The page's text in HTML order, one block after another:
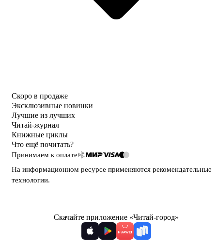
Скоро в продаже
Эксклюзивные новинки
Лучшие из лучших
Читай-журнал
Книжные циклы
Что ещё почитать?
Принимаем к оплате
На информационном ресурсе применяются рекомендательные
технологии.
Скачайте приложение «Читай-город»